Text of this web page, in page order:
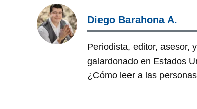
Diego Barahona A.
Periodista, editor, asesor,
galardonado en Estados
¿Cómo leer a las